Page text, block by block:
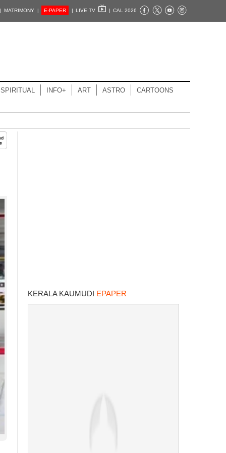
MATRIMONY | E-PAPER | LIVE TV | CAL 2026
SPIRITUAL INFO+ ART ASTRO CARTOONS
KERALA KAUMUDI EPAPER